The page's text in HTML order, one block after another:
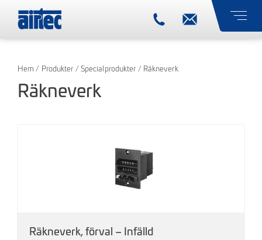
Hem / Produkter / Specialprodukter / Räkneverk
Räkneverk
Räkneverk, förval – Infälld